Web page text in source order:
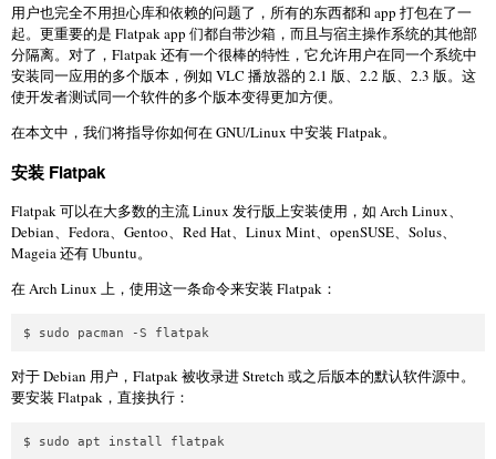
用户也完全不用担心库和依赖的问题了，所有的东西都和 app 打包在了一
起。更重要的是 Flatpak app 们都自带沙箱，而且与宿主操作系统的其他部
分隔离。对了，Flatpak 还有一个很棒的特性，它允许用户在同一个系统中
安装同一应用的多个版本，例如 VLC 播放器的 2.1 版、2.2 版、2.3 版。这
使开发者测试同一个软件的多个版本变得更加方便。
在本文中，我们将指导你如何在 GNU/Linux 中安装 Flatpak。
安装 Flatpak
Flatpak 可以在大多数的主流 Linux 发行版上安装使用，如 Arch Linux、
Debian、Fedora、Gentoo、Red Hat、Linux Mint、openSUSE、Solus、
Mageia 还有 Ubuntu。
在 Arch Linux 上，使用这一条命令来安装 Flatpak：
$ sudo pacman -S flatpak
对于 Debian 用户，Flatpak 被收录进 Stretch 或之后版本的默认软件源中。
要安装 Flatpak，直接执行：
$ sudo apt install flatpak